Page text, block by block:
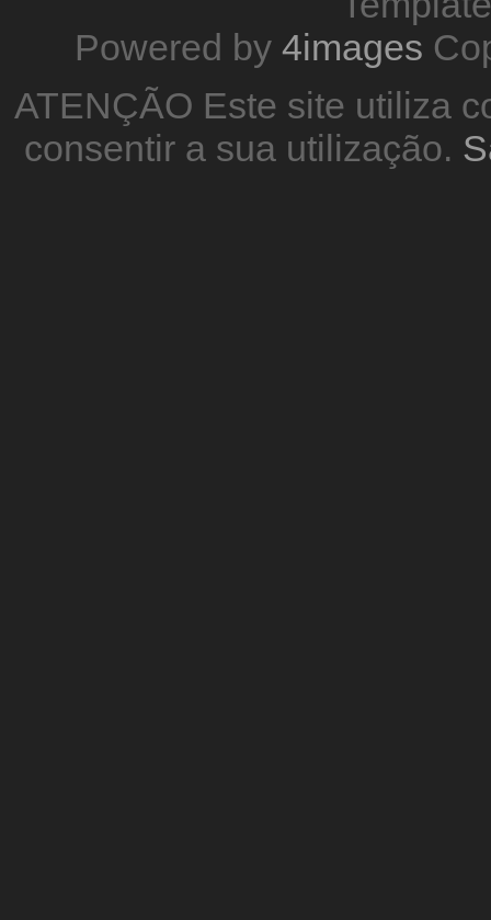
Powered by 4images
ATENÇÃO Este site utiliza
consentir a sua utilização.